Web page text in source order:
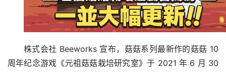
株式会社 Beeworks 宣布，菇菇系列最新作的菇菇 10
周年纪念游戏《元祖菇菇栽培研究室》于 2021 年 6 月 30